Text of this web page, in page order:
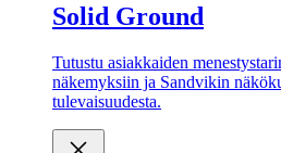
Solid Ground
Tutustu asiakkaiden
näkemyksiin ja Sandvikin
tulevaisuudesta.